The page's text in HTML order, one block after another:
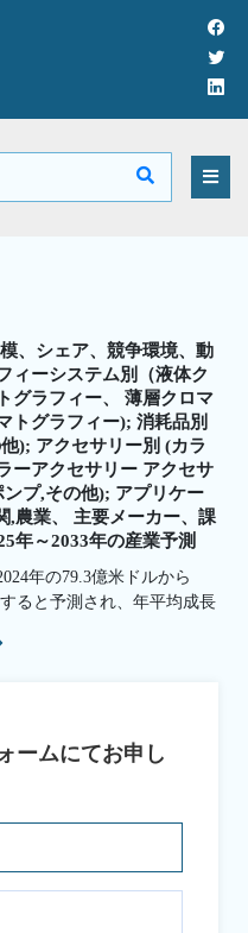
、シェア、競争環境、動
ィーシステム別（液体ク
グラフィー、 薄層クロマ
トグラフィー); 消耗品別
); アクセサリー別 (カラ
ーアクセサリー アクセサ
プ,その他); アプリケー
,農業、 主要メーカー、課
年～2033年の産業予測
年の79.3億米ドルから
ると予測され、年平均成長
ームにてお申し